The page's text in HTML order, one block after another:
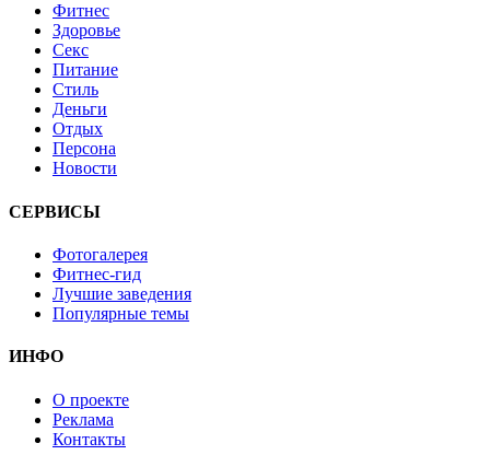
Фитнес
Здоровье
Секс
Питание
Стиль
Деньги
Отдых
Персона
Новости
СЕРВИСЫ
Фотогалерея
Фитнес-гид
Лучшие заведения
Популярные темы
ИНФО
О проекте
Реклама
Контакты